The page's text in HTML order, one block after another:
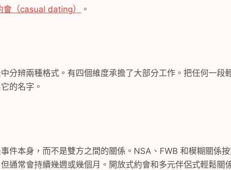
會（casual dating） 。
分辨兩種格式。有四個維度承擔了大部分工作。把任何一段
的名字。
件本身，而不是雙方之間的關係。NSA、FWB 和模糊關係
常會持續幾週或幾個月。開放式約會和多元伴侶式輕鬆關